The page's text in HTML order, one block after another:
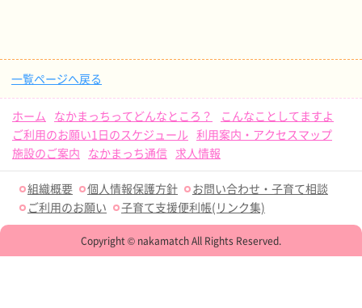
一覧ページへ戻る
ホーム なかまっちってどんなところ？
こんなことしてますよ
ご利用のお願い1日のスケジュール 利用案内・アクセスマップ
施設のご案内 なかまっち通信 求人情報
組織概要 個人情報保護方針
お問い合わせ・子育て相談
ご利用のお願い
子育て支援便利帳(リンク集)
Copyright © nakamatch All Rights Reserved.